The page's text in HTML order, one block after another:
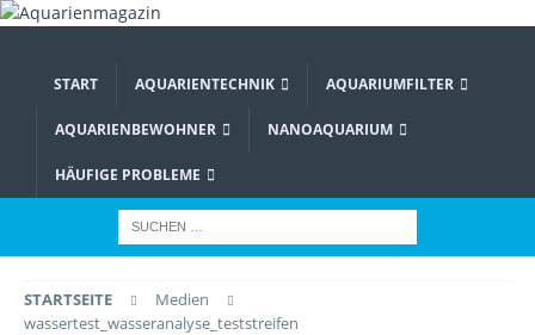
START AQUARIENTECHNIK AQUARIUMFILTER
AQUARIENBEWOHNER NANOAQUARIUM
HÄUFIGE PROBLEME
STARTSEITE
Medien
wassertest_wasseranalyse_teststreifen